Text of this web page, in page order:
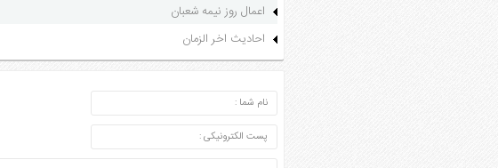
اعمال روز نیمه شعبان
احادیث اخر الزمان
ارسال دیدگاه